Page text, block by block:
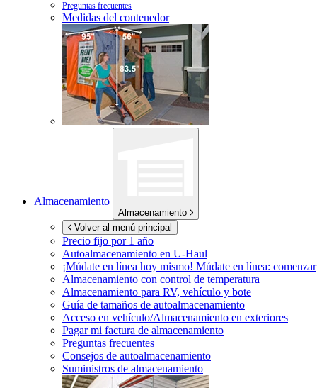
Preguntas frecuentes
Medidas del contenedor
Almacenamiento
Almacenamiento
Volver al menú principal
Precio fijo por 1 año
Autoalmacenamiento en U-Haul
¡Múdate en línea hoy mismo! Múdate en línea: comenzar
Almacenamiento con control de temperatura
Almacenamiento para RV, vehículo y bote
Guía de tamaños de autoalmacenamiento
Acceso en vehículo/Almacenamiento en exteriores
Pagar mi factura de almacenamiento
Preguntas frecuentes
Consejos de autoalmacenamiento
Suministros de almacenamiento